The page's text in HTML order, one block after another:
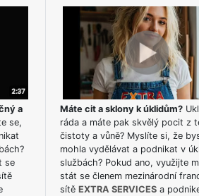
a
se,
se
Máte cit a sklony k úklidům?
ráda a máte pak skvělý pocit z
čistoty a vůně? Myslíte si, že
mohla vydělávat a podnikat v
službách? Pokud ano, využijte
stát se členem mezinárodní
sítě EXTRA SERVICESa